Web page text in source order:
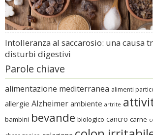
Intolleranza al saccarosio: una causa
disturbi digestivi
Parole chiave
alimentazione mediterranea alimenti
allergie Alzheimer ambiente artrite
bambini bevande biologico cancro carne